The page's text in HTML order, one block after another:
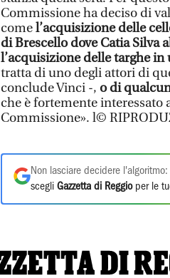
Commissione ha deciso di
comel’acquisizione delle
di Brescello dove Catia Silva
l’acquisizione delle targhe
tratta di uno degli attori di
conclude Vinci -, o di
che è fortemente interessato
Commissione». l©
Non lasciare decidere l'algoritmo:
scegli Gazzetta di Reggioper le